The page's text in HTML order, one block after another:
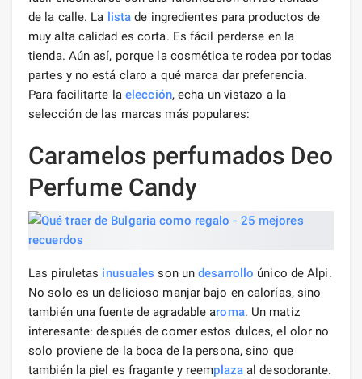
de la calle. La lista de ingredientes para productos de
muy alta calidad es corta. Es fácil perderse en la
tienda. Aún así, porque la cosmética te rodea por todas
partes y no está claro a qué marca dar preferencia.
Para facilitarte la elección, echa un vistazo a la
selección de las marcas más populares:
Caramelos perfumados Deo
Perfume Candy
Las piruletas inusuales son undesarrollo único de Alpi.
No solo es un delicioso manjar bajo en calorías, sino
también una fuente de agradable aroma. Un matiz
interesante: después de comer estos dulces, el olor no
solo proviene de la boca de la persona, sino que
también la piel es fragante y reemplazaal desodorante.